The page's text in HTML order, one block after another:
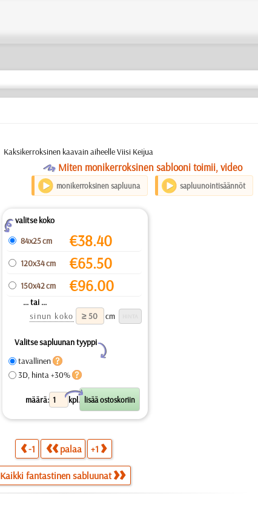
Kaksikerroksinen kaavain aiheelle Viisi Keijua
O Miten monikerroksinen sablooni toimii, video
monikerroksinen sapluuna sapluunointisäännöt
Zvalitse koko
84x25 cm
€38.40
120x34 cm €65.50
150x42 cm €96.00
... tai ...
sinun koko
cm
Valitse sapluunan tyyppi
Y
tavallinen
3D, hinta +30%
määrä: kpl.
X
-1 palaa +1
Kaikki fantastinen sabluunat